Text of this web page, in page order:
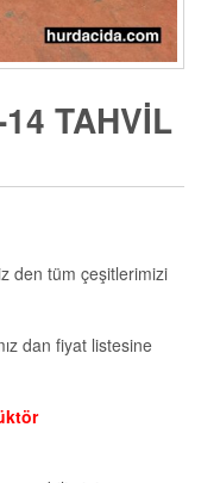
TAHVIL
tüm çeşitlerimizi
dan fiyat listesine